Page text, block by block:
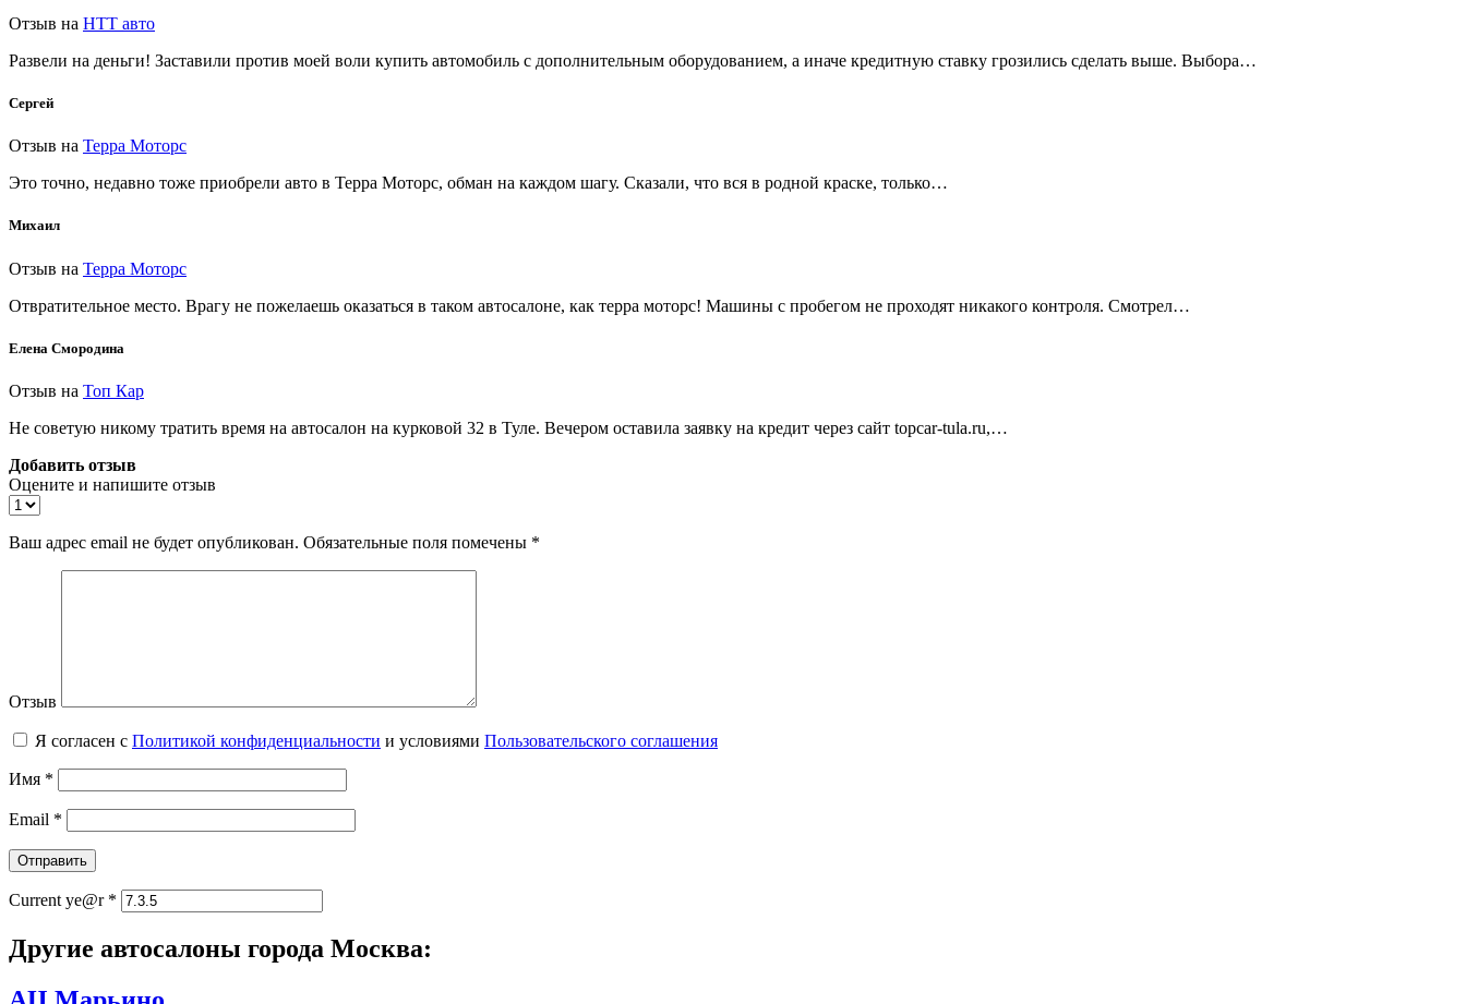
Отзыв на НТТ авто
Развели на деньги! Заставили против моей воли купить автомобиль с дополнительным оборудованием, а иначе кредитную ставку грозились сделать выше. Выбора…
Сергей
Отзыв на Терра Моторс
Это точно, недавно тоже приобрели авто в Терра Моторс, обман на каждом шагу. Сказали, что вся в родной краске, только…
Михаил
Отзыв на Терра Моторс
Отвратительное место. Врагу не пожелаешь оказаться в таком автосалоне, как терра моторс! Машины с пробегом не проходят никакого контроля. Смотрел…
Елена Смородина
Отзыв на Топ Кар
Не советую никому тратить время на автосалон на курковой 32 в Туле. Вечером оставила заявку на кредит через сайт topcar-tula.ru,…
Добавить отзыв
Оцените и напишите отзыв
Ваш адрес email не будет опубликован. Обязательные поля помечены *
Отзыв
Я согласен с Политикой конфиденциальности и условиями Пользовательского соглашения
Имя *
Email *
Current ye@r *
Другие автосалоны города Москва: